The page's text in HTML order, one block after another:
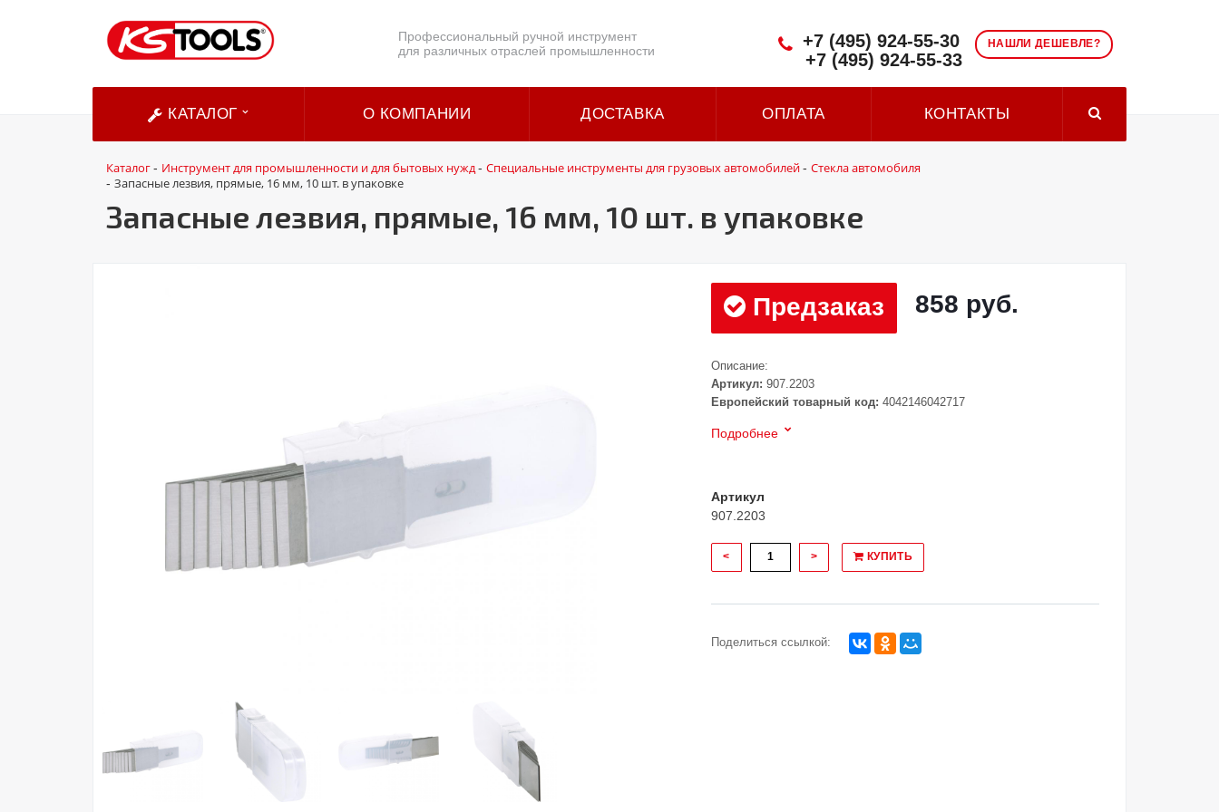
Профессиональный ручной инструмент
для различных отраслей промышленности
НАШЛИ ДЕШЕВЛЕ?
+7 (495) 924-55-30
+7 (495) 924-55-33
КАТАЛОГ О КОМПАНИИ ДОСТАВКА ОПЛАТА КОНТАКТЫ
Каталог- Инструмент для промышленности и для бытовых нужд- Специальные инструменты для грузовых автомобилей- Стекла автомобиля
- Запасные лезвия, прямые, 16 мм, 10 шт. в упаковке
Запасные лезвия, прямые, 16 мм, 10 шт. в упаковке
Предзаказ 858 руб.
Описание:
Артикул: 907.2203
Европейский товарный код: 4042146042717
Подробнее
Артикул
907.2203
< > КУПИТЬ
Поделиться ссылкой: